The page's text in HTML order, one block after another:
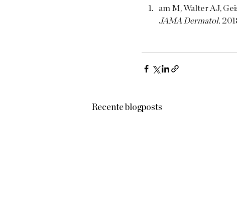
am M, Walter AJ,
JAMA Dermatol.
Recente blogposts